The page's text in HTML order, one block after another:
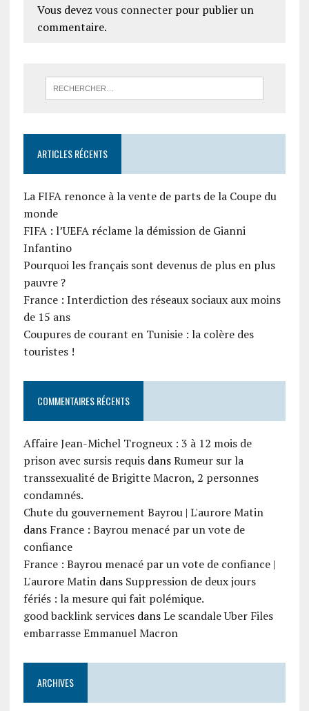
Vous devez vous connecterpour publier un
commentaire.
ARTICLES RÉCENTS
La FIFA renonce à la vente de parts de la Coupe du
monde
FIFA : l’UEFA réclame la démission de Gianni
Infantino
Pourquoi les français sont devenus de plus en plus
pauvre ?
France : Interdiction des réseaux sociaux aux moins
de 15 ans
Coupures de courant en Tunisie : la colère des
touristes !
COMMENTAIRES RÉCENTS
Affaire Jean-Michel Trogneux : 3 à 12 mois de
prison avec sursis requisdansRumeur sur la
transsexualité de Brigitte Macron, 2 personnes
condamnés.
Chute du gouvernement Bayrou | L'aurore Matin
dans France : Bayrou menacé par un vote de
confiance
France : Bayrou menacé par un vote de confiance |
L'aurore Matindans Suppression de deux jours
fériés : la mesure qui fait polémique.
good backlink servicesdansLe scandale Uber Files
embarrasse Emmanuel Macron
ARCHIVES